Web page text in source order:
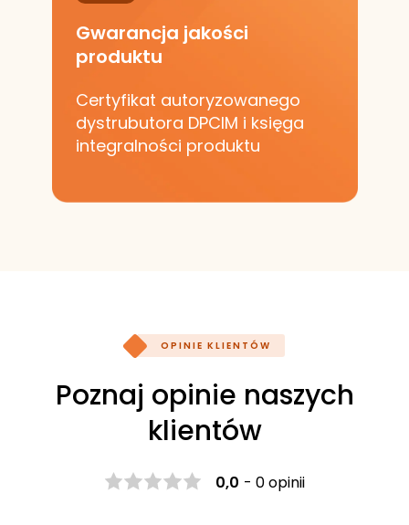
Gwarancja jakości
produktu
Certyfikat autoryzowanego
dystrubutora DPCIM i księga
integralności produktu
OPINIE KLIENTÓW
Poznaj opinie naszych
klientów
0,0 -0 opinii